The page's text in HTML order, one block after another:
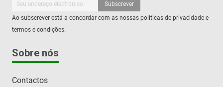
Subscrever
Ao subscrever está a concordar com as nossas políticas de privacidade e
termos e condições.
Sobre nós
Contactos